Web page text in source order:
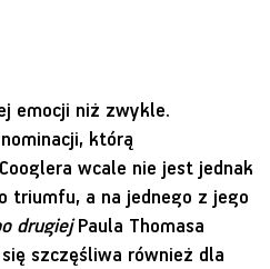
emocji niż zwykle.
którą
wcale nie jest jednak
triumfu, a na jednego z jego
drugiejPaula Thomasa
szczęśliwa również dla